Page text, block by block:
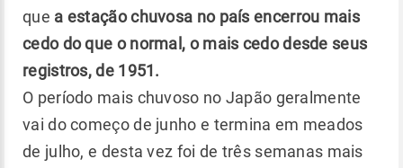
que a estação chuvosa no país encerrou mais
cedo do que o normal, o mais cedo desde seus
registros, de 1951.
O período mais chuvoso no Japão geralmente
vai do começo de junho e termina em meados
de julho, e desta vez foi de três semanas mais